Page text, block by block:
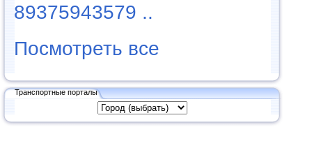
89375943579 ..
Посмотреть все
Транспортные порталы